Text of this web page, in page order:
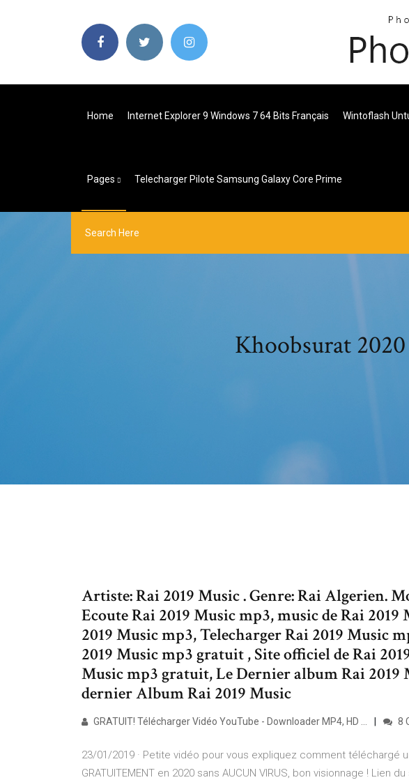
Home Internet Explorer 9 Windows 7 64 Bits Français Wintoflash
Pages Telecharger Pilote Samsung Galaxy Core Prime
Khoobsurat
Artiste: Rai 2019 Music . Genre: Rai Algerien.
Ecoute Rai 2019 Music mp3, music de Rai
2019 Music mp3, Telecharger Rai 2019 Music
2019 Music mp3 gratuit , Site officiel de Rai
Music mp3 gratuit, Le Dernier album Rai 2019
dernier Album Rai 2019 Music
GRATUIT! Télécharger Vidéo YouTube - Downloader MP4, HD ... 8
23/01/2019 · Petite vidéo pour vous expliquez comment téléchargé
GRATUITEMENT en 2020 sans AUCUN VIRUS, bon visionnage ! Lien